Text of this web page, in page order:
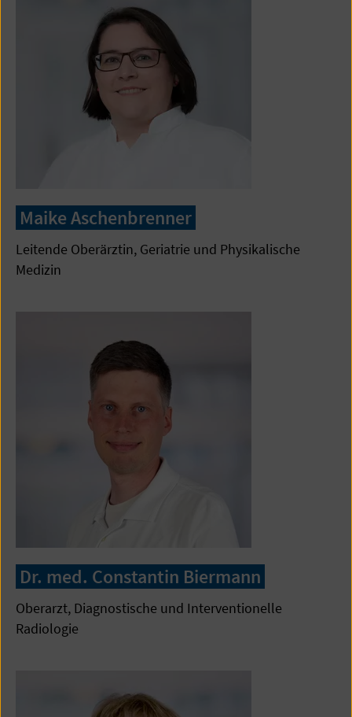
Maike Aschenbrenner
Leitende Oberärztin, Geriatrie und Physikalische
Medizin
Dr. med. Constantin Biermann
Oberarzt, Diagnostische und Interventionelle
Radiologie